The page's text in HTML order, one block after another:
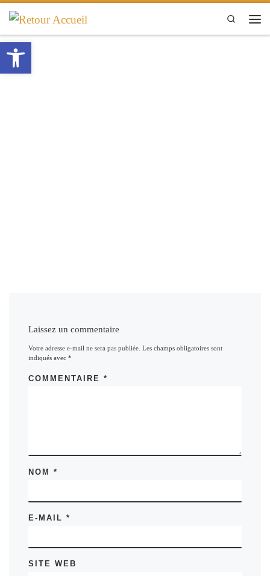
Passer au contenu
Search
Laissez un commentaire
Votre adresse e-mail ne sera pas publiée. Les champs obligatoires sont
indiqués avec*
COMMENTAIRE*
NOM*
E-MAIL*
SITE WEB
Ouvrir la barre d’outils